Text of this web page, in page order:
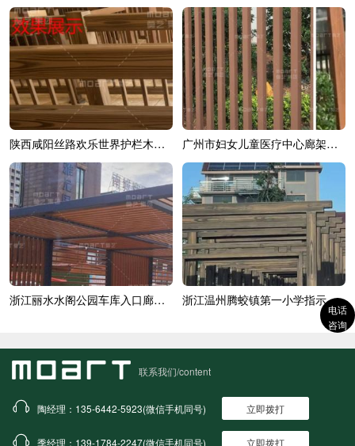
陕西咸阳丝路欢乐世界护栏木纹漆效果展示 广州市妇女儿童医疗中心廊架木纹漆效果展示
浙江丽水水阁公园车库入口廊架木纹漆 浙江温州腾蛟镇第一小学指示牌木纹漆施...
联系我们/content
陶经理：135-6442-5923(微信手机同号) 立即拨打
季经理：139-1784-2247(微信手机同号) 立即拨打
电话
咨询